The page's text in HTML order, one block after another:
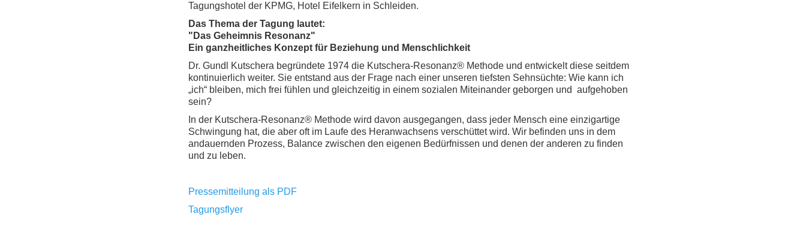
Tagungshotel der KPMG, Hotel Eifelkern in Schleiden.
Das Thema der Tagung lautet:
"Das Geheimnis Resonanz"
Ein ganzheitliches Konzept für Beziehung und Menschlichkeit
Dr. Gundl Kutschera begründete 1974 die Kutschera-Resonanz® Methode und entwickelt diese seitdem
kontinuierlich weiter. Sie entstand aus der Frage nach einer unseren tiefsten Sehnsüchte: Wie kann ich
„ich“ bleiben, mich frei fühlen und gleichzeitig in einem sozialen Miteinander geborgen und aufgehoben
sein?
In der Kutschera-Resonanz® Methode wird davon ausgegangen, dass jeder Mensch eine einzigartige
Schwingung hat, die aber oft im Laufe des Heranwachsens verschüttet wird. Wir befinden uns in dem
andauernden Prozess, Balance zwischen den eigenen Bedürfnissen und denen der anderen zu finden
und zu leben.
Pressemitteilung als PDF
Tagungsflyer